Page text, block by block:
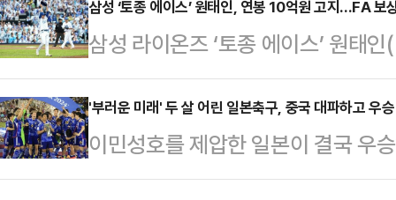
프로그램과 합산해 종합 273.62점
가오(일본)와는 불과 0.11점 차.유
무…
픽위원회(IOC)가 러시아 출신 선수
여를 허용하지 않기로 결정했다
회식에서 열리는 선수단 퍼레이드
역에서 열리는 개회식 행사 자체에
러시아와 벨라루스 국적 선수들은
표할 수 없고, 중립 자격…
삼성 ‘토종 에이스’ 원태인, 연봉 10억원 고지...FA 보
삼성 라이온즈 ‘토종 에이스’ 원태
은 25일 “2026시즌 KBO리그 앞
을 완료했다”고 발표했다.대구가
수 원태인은 연봉 10억 원에 도장
무려 58.7%(3억7000만원
'부러운 미래' 두 살 어린 일본축구, 중국 대파하고 우
이민성호를 제압한 일본이 결국 우
각) 사우디아라비아 제다 프린스